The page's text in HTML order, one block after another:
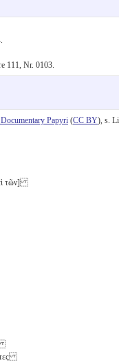
111, Nr. 0103.
Papyri (CC BY), s.
τῶν]